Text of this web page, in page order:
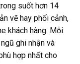
suốt hơn 14
vẽ hay phối cảnh,
khách hàng. Mỗi
ghi nhận và
hợp nhất cho